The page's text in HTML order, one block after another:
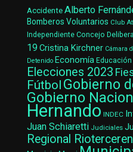
AccidenteAlberto
Bomberos Voluntarios Club
Independiente Concejo
19 Cristina Kirchner Cámara
Detenido Economía Educación
Elecciones 2023
Fútbol Gobierno
Gobierno
Hernando INDEC
Juan Schiaretti Judiciales
Regional